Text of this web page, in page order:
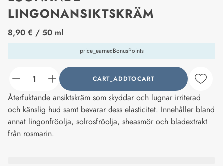
LINGONANSIKTSKRÄM
price_label
8,90 € / 50 ml
price_earnedBonusPoints
counter_current CART_ADDTOCART
Återfuktande ansiktskräm som skyddar och lugnar irriterad
och känslig hud samt bevarar dess elasticitet. Innehåller bland
annat lingonfröolja, solrosfröolja, sheasmör och bladextrakt
från rosmarin.